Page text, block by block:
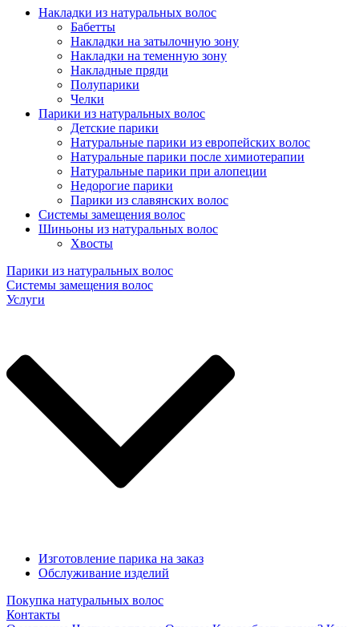
Накладки из натуральных волос
Бабетты
Накладки на затылочную зону
Накладки на теменную зону
Накладные пряди
Полупарики
Челки
Парики из натуральных волос
Детские парики
Натуральные парики из европейских волос
Натуральные парики после химиотерапии
Натуральные парики при алопеции
Недорогие парики
Парики из славянских волос
Системы замещения волос
Шиньоны из натуральных волос
Хвосты
Парики из натуральных волос
Системы замещения волос
Услуги
Изготовление парика на заказ
Обслуживание изделий
Покупка натуральных волос
Контакты